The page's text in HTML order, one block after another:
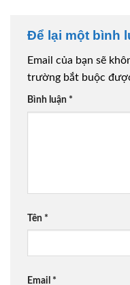
Để lại một bình
Email của bạn sẽ
trường bắt buộc
Bình luận *
Tên *
Email *